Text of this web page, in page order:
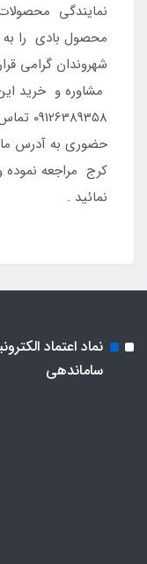
نمایندگی
محصول بادی را به
شهروندان گرامی
مشاوره و خرید
حضوری به آدرس ما
کرج مراجعه نموده
نمائید .
نماد اعتماد
ساماندهی